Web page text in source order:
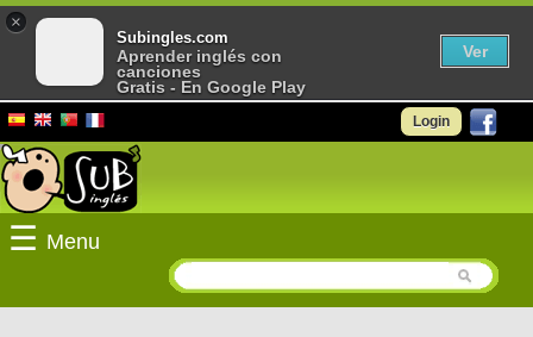
Login
☰ Menu
×
Subingles.com
Aprender inglés con
canciones
Gratis - En Google Play
Ver